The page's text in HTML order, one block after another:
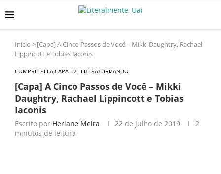
Início > [Capa] A Cinco Passos de Você – Mikki Daughtry, Rachael
Lippincott e Tobias Iaconis
COMPREI PELA CAPA LITERATURIZANDO
[Capa] A Cinco Passos de Você – Mikki
Daughtry, Rachael Lippincott e Tobias
Iaconis
Escrito por Herlane Meira 22 de julho de 2019
2
minutos de leitura